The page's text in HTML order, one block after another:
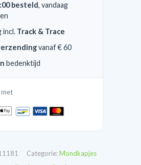
besteld, vandaag
incl. Track & Trace
vanaf € 60
bedenktijd
met
Categorie:Mondkapjes